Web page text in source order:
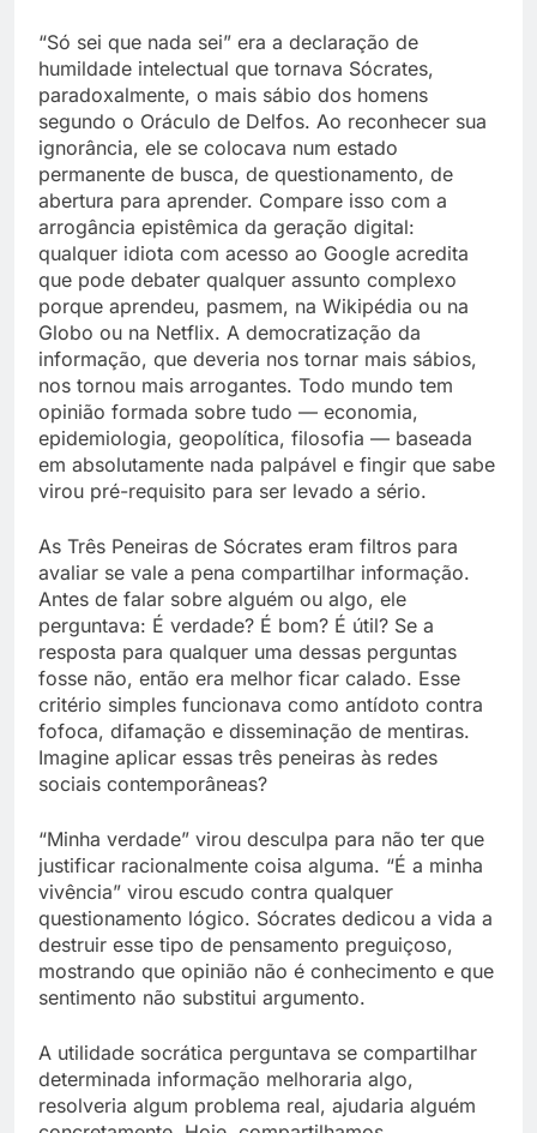
“Só sei que nada sei” era a declaração de
humildade intelectual que tornava Sócrates,
paradoxalmente, o mais sábio dos homens
segundo o Oráculo de Delfos. Ao reconhecer sua
ignorância, ele se colocava num estado
permanente de busca, de questionamento, de
abertura para aprender. Compare isso com a
arrogância epistêmica da geração digital:
qualquer idiota com acesso ao Google acredita
que pode debater qualquer assunto complexo
porque aprendeu, pasmem, na Wikipédia ou na
Globo ou na Netflix. A democratização da
informação, que deveria nos tornar mais sábios,
nos tornou mais arrogantes. Todo mundo tem
opinião formada sobre tudo — economia,
epidemiologia, geopolítica, filosofia — baseada
em absolutamente nada palpável e fingir que sabe
virou pré-requisito para ser levado a sério.
As Três Peneiras de Sócrates eram filtros para
avaliar se vale a pena compartilhar informação.
Antes de falar sobre alguém ou algo, ele
perguntava: É verdade? É bom? É útil? Se a
resposta para qualquer uma dessas perguntas
fosse não, então era melhor ficar calado. Esse
critério simples funcionava como antídoto contra
fofoca, difamação e disseminação de mentiras.
Imagine aplicar essas três peneiras às redes
sociais contemporâneas?
“Minha verdade” virou desculpa para não ter que
justificar racionalmente coisa alguma. “É a minha
vivência” virou escudo contra qualquer
questionamento lógico. Sócrates dedicou a vida a
destruir esse tipo de pensamento preguiçoso,
mostrando que opinião não é conhecimento e que
sentimento não substitui argumento.
A utilidade socrática perguntava se compartilhar
determinada informação melhoraria algo,
resolveria algum problema real, ajudaria alguém